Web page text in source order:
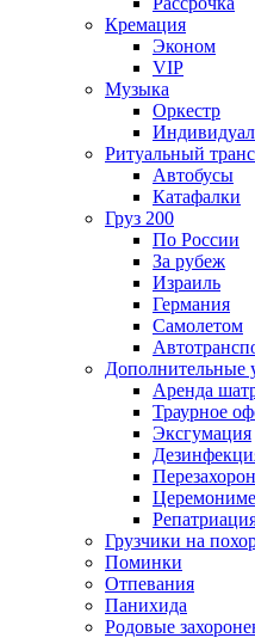
Кремация
Эконом
VIP
Музыка
Оркестр
Ритуальный
Автобусы
Катафалки
Груз 200
По России
За рубеж
Израиль
Германия
Самолетом
Дополнительные
Аренда
Траурное
Эксгумация
Грузчики на
Поминки
Отпевания
Панихида
Родовые